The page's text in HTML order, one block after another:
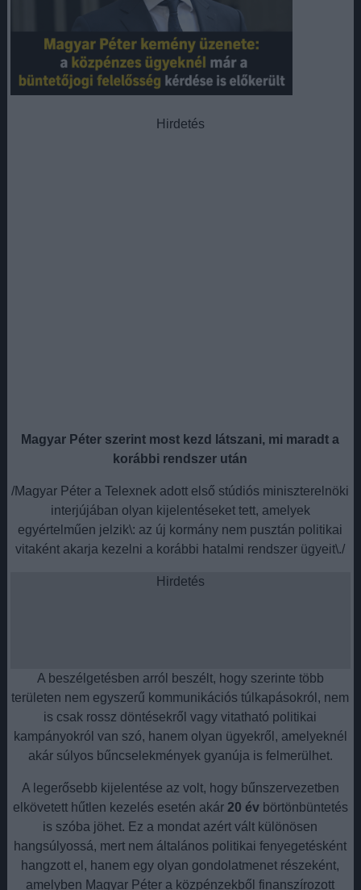
Hirdetés
Magyar Péter szerint most kezd látszani, mi maradt a
korábbi rendszer után
/Magyar Péter a Telexnek adott első stúdiós miniszterelnöki
interjújában olyan kijelentéseket tett, amelyek
egyértelműen jelzik\: az új kormány nem pusztán politikai
vitaként akarja kezelni a korábbi hatalmi rendszer ügyeit\./
Hirdetés
A beszélgetésben arról beszélt, hogy szerinte több
területen nem egyszerű kommunikációs túlkapásokról, nem
is csak rossz döntésekről vagy vitatható politikai
kampányokról van szó, hanem olyan ügyekről, amelyeknél
akár súlyos bűncselekmények gyanúja is felmerülhet.
A legerősebb kijelentése az volt, hogy bűnszervezetben
elkövetett hűtlen kezelés esetén akár 20 évbörtönbüntetés
is szóba jöhet. Ez a mondat azért vált különösen
hangsúlyossá, mert nem általános politikai fenyegetésként
hangzott el, hanem egy olyan gondolatmenet részeként,
amelyben Magyar Péter a közpénzekből finanszírozott